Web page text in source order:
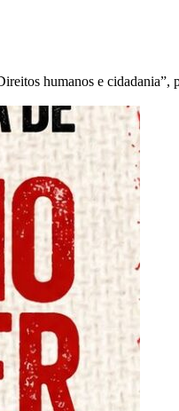
humanos e cidadania”,